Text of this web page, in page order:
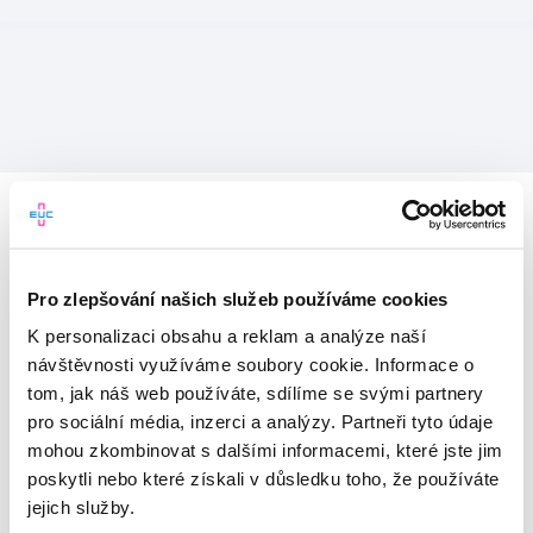
Pro zlepšování našich služeb používáme cookies
K personalizaci obsahu a reklam a analýze naší
návštěvnosti využíváme soubory cookie. Informace o
tom, jak náš web používáte, sdílíme se svými partnery
pro sociální média, inzerci a analýzy. Partneři tyto údaje
mohou zkombinovat s dalšími informacemi, které jste jim
poskytli nebo které získali v důsledku toho, že používáte
jejich služby.
Vítejte v mojeEUC